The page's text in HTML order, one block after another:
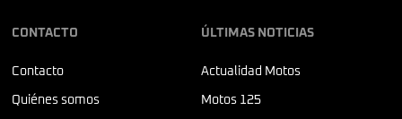
CONTACTO
Contacto
Quiénes somos
ÚLTIMAS NOTICIAS
Actualidad Motos
Motos 125